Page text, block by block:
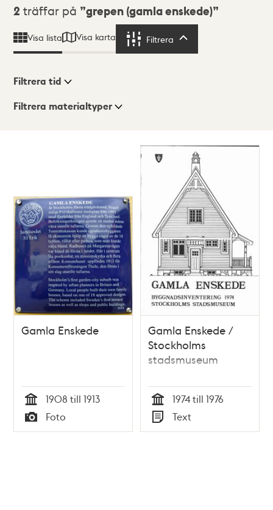
Sökresultat
2 träffar på grepen (gamla enskede)
Visa lista Visa karta Filtrera
Visningsläge
Filtrera tid
Filtrera materialtyper
Gamla Enskede
Tid
1908 till 1913
Typ
Foto
Gamla Enskede /
Stockholms
stadsmuseum
Tid
1974 till 1976
Typ
Text